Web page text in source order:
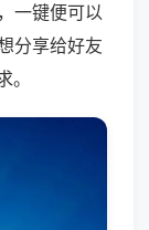
一键便可以
分享给好友